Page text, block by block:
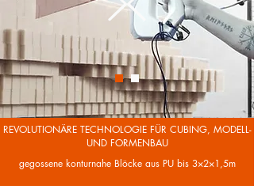
REVOLUTIONÄRE TECHNOLOGIE FÜR CUBING, MODELL-
UND FORMENBAU
gegossene konturnahe Blöcke aus PU bis 3×2×1,5m